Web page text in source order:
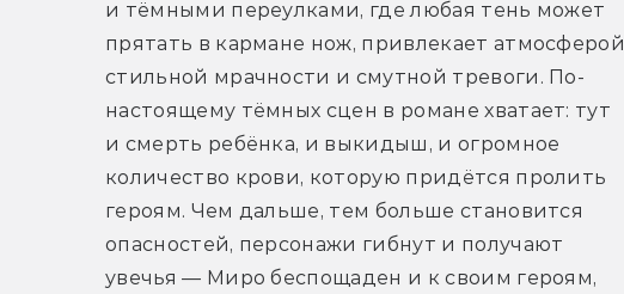
и тёмными переулками, где любая тень может
прятать в кармане нож, привлекает атмосферой
стильной мрачности и смутной тревоги. По-
настоящему тёмных сцен в романе хватает: тут
и смерть ребёнка, и выкидыш, и огромное
количество крови, которую придётся пролить
героям. Чем дальше, тем больше становится
опасностей, персонажи гибнут и получают
увечья — Миро беспощаден и к своим героям,